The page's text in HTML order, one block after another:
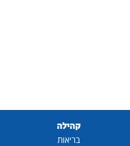
קהילה
בריאות